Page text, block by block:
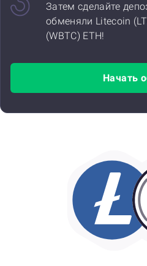
Затем сделайте
обменяли Litecoin
(WBTC) ETH!
Начать